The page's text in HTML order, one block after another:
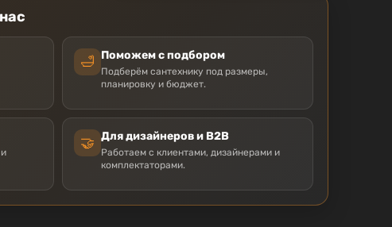
🛁 Поможем с подбором
Подберём сантехнику под размеры,
планировку и бюджет.
🤝 Для дизайнеров и B2B
Работаем с клиентами, дизайнерами и
комплектаторами.